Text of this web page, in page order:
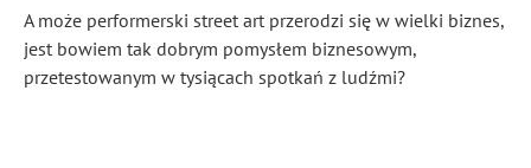
A może performerski street art przerodzi się w wielki biznes,
jest bowiem tak dobrym pomysłem biznesowym,
przetestowanym w tysiącach spotkań z ludźmi?